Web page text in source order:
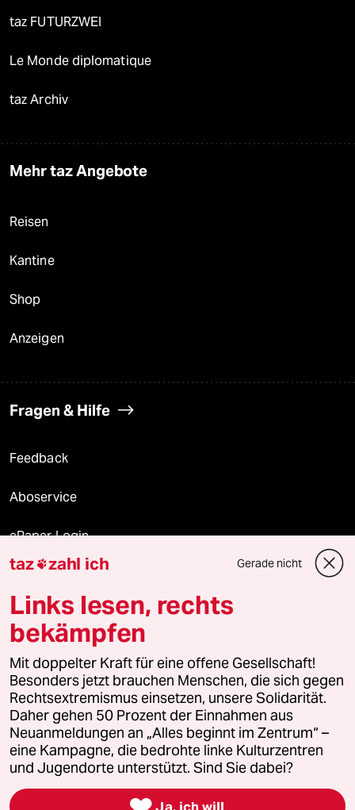
taz FUTURZWEI
Le Monde diplomatique
taz Archiv
Mehr taz Angebote
Reisen
Kantine
Shop
Anzeigen
Fragen & Hilfe
Feedback
Aboservice
ePaper Login
Downloads für Abonnierende
© 2026 taz Verlags und Vertriebs GmbH
Alle Rechte vorbehalten. Bei rechtlichen Fragen oder für Genehmigungen
wenden Sie sich bitte an
lizenzen@taz.de
Feedback Redaktionsstatut Kommune-Richtlinien
Leitlinie Informant Datenschutz Impressum AGB
Seitenwende Einwilligungen widerrufen (Ads)
taz zahl ich Gerade nicht
Links lesen, rechts
bekämpfen
Mit doppelter Kraft für eine offene Gesellschaft!
Besonders jetzt brauchen Menschen, die sich gegen
Rechtsextremismus einsetzen, unsere Solidarität.
Daher gehen 50 Prozent der Einnahmen aus
Neuanmeldungen an „Alles beginnt im Zentrum“ –
eine Kampagne, die bedrohte linke Kulturzentren
und Jugendorte unterstützt. Sind Sie dabei?
Ja, ich will